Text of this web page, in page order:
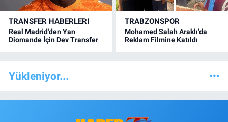
TRANSFER HABERLERI
Real Madrid'den Yan
Diomande İçin Dev Transfer
TRABZONSPOR
Mohamed Salah Araklı’da
Reklam Filmine Katıldı
Yükleniyor...